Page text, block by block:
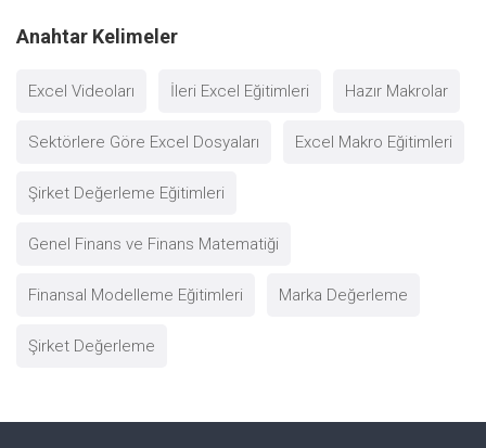
Anahtar Kelimeler
Excel Videoları İleri Excel Eğitimleri Hazır Makrolar
Sektörlere Göre Excel Dosyaları Excel Makro Eğitimleri
Şirket Değerleme Eğitimleri
Genel Finans ve Finans Matematiği
Finansal Modelleme Eğitimleri Marka Değerleme
Şirket Değerleme